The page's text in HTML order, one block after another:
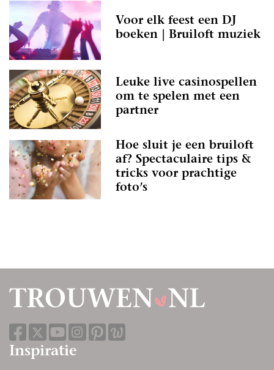
Voor elk feest een DJ
boeken | Bruiloft muziek
Leuke live casinospellen
om te spelen met een
partner
Hoe sluit je een bruiloft
af? Spectaculaire tips &
tricks voor prachtige
foto’s
Inspiratie